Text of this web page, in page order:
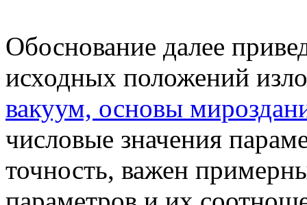
Обоснование далее
исходных положений
вакуум, основы
числовые значения
точность, важен